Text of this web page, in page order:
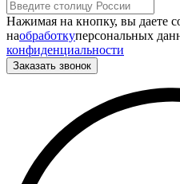
Нажимая на кнопку, вы даете
наобработкуперсональных
конфиденциальности
Заказать звонок